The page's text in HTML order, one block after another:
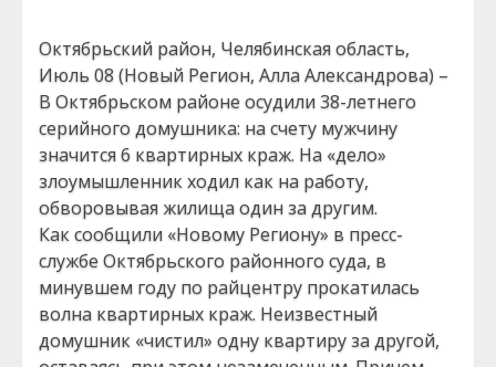
Октябрьский район, Челябинская область,
Июль 08 (Новый Регион, Алла Александрова) –
В Октябрьском районе осудили 38-летнего
серийного домушника: на счету мужчину
значится 6 квартирных краж. На «дело»
злоумышленник ходил как на работу,
обворовывая жилища один за другим.
Как сообщили «Новому Региону» в пресс-
службе Октябрьского районного суда, в
минувшем году по райцентру прокатилась
волна квартирных краж. Неизвестный
домушник «чистил» одну квартиру за другой,